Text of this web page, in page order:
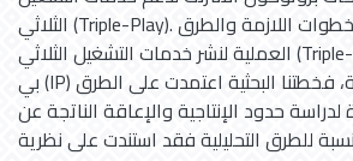
الثلاثي (Triple-Play). يستعرض هذا البحث الخطوات اللازمة والطرق
العملية لنشر خدمات التشغيل الثلاثي (Triple-Play) على شبكة آي
بي (IP) قياسية بصورة ناجحة، فخطتنا البحثية اعتمدت على الطرق
لدراسة حدود الإنتاجية والإعاقة الناتجة عن
للطرق التحليلية فقد استندت على نظرية